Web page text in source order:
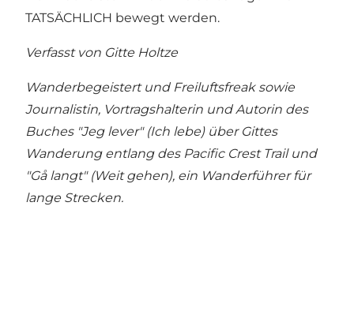
TATSÄCHLICH bewegt werden.
Verfasst von Gitte Holtze
Wanderbegeistert und Freiluftsfreak sowie
Journalistin, Vortragshalterin und Autorin des
Buches "Jeg lever" (Ich lebe) über Gittes
Wanderung entlang des Pacific Crest Trail und
"Gå langt" (Weit gehen), ein Wanderführer für
lange Strecken.